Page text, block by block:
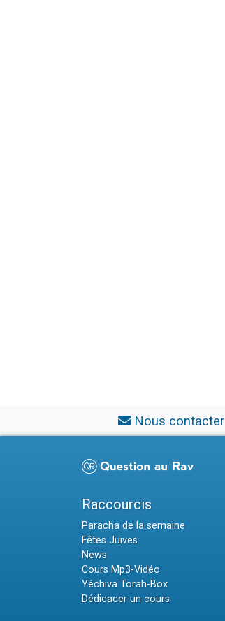
Nous contacter
Raccourcis
Paracha de la semaine
Fêtes Juives
News
Cours Mp3-Vidéo
Yéchiva Torah-Box
Dédicacer un cours